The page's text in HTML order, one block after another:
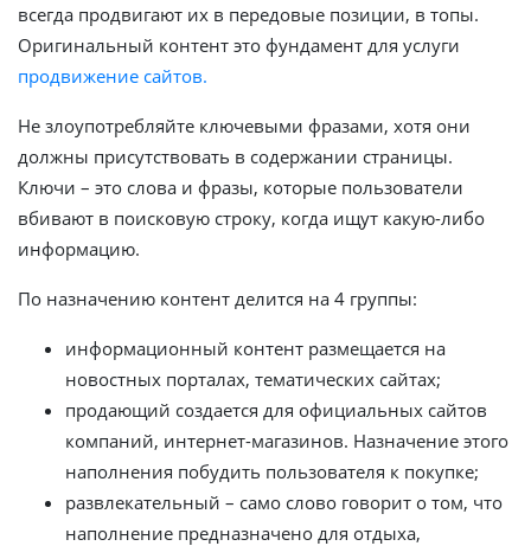
всегда продвигают их в передовые позиции, в топы.
Оригинальный контент это фундамент для услуги
продвижение сайтов.
Не злоупотребляйте ключевыми фразами, хотя они
должны присутствовать в содержании страницы.
Ключи – это слова и фразы, которые пользователи
вбивают в поисковую строку, когда ищут какую-либо
информацию.
По назначению контент делится на 4 группы:
информационный контент размещается на
новостных порталах, тематических сайтах;
продающий создается для официальных сайтов
компаний, интернет-магазинов. Назначение этого
наполнения побудить пользователя к покупке;
развлекательный – само слово говорит о том, что
наполнение предназначено для отдыха,